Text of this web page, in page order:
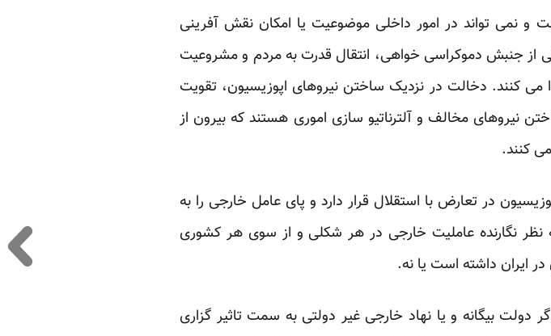
نمی تواند در امور داخلی موضوعیت یا امکان نقش آفرینی
از جنبش دموکراسی خواهی، انتقال قدرت به مردم و مشروعیت
می کنند. دخالت در نزدیک ساختن نیروهای اپوزیسیون، تقویت
مخالف و آلترناتیو سازی اموری هستند که بیرون از
کنند.
در تعارض با استقلال قرار دارد و پای عامل خارجی را به
نظر نگارنده عاملیت خارجی در هر شکلی و از سوی هر کشوری
ایران داشته است یا نه.
دولت بیگانه و یا نهاد خارجی غیر دولتی به سمت تاثیر گزاری